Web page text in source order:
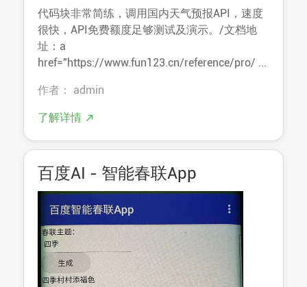
代码块非常简练，调用国内天气预报API，速度
很快，API免费额度足够测试及演示。/文档地
址：a
href="https://www.fun123.cn/reference/pro/ ...
作者： admin
了解详情
百度AI - 智能春联App